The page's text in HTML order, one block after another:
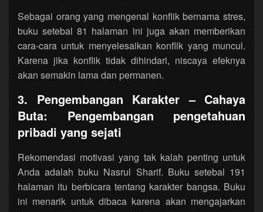
Sebagai orang yang mengenal konflik bernama stres,
buku setebal 81 halaman ini juga akan memberikan
cara-cara untuk menyelesaikan konflik yang muncul.
Karena jika konflik tidak dihindari, niscaya efeknya
akan semakin lama dan permanen.
3. Pengembangan Karakter – Cahaya
Buta: Pengembangan pengetahuan
pribadi yang sejati
Rekomendasi motivasi yang tak kalah penting untuk
Anda adalah buku Nasrul Sharif. Buku setebal 191
halaman itu berbicara tentang karakter bangsa. Buku
ini menarik untuk dibaca karena akan mengajarkan